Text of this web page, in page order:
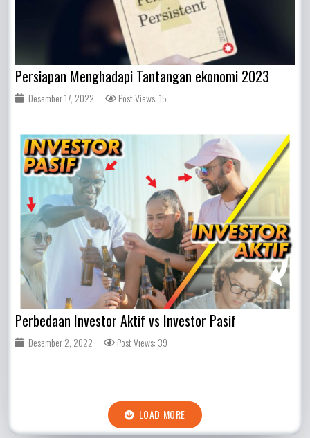
Persiapan Menghadapi Tantangan ekonomi 2023
Desember 17, 2022 Post Views: 15
Perbedaan Investor Aktif vs Investor Pasif
Desember 2, 2022 Post Views: 39
LOAD MORE